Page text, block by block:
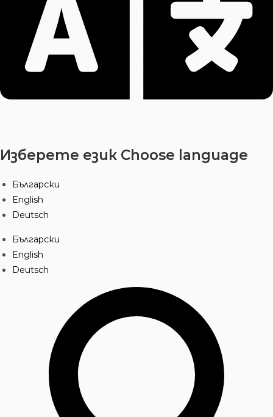
Изберете език Choose language
Български
English
Deutsch
Български
English
Deutsch